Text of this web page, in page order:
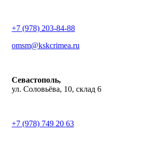
+7 (978) 203-84-88
omsm@kskcrimea.ru
Севастополь,
ул. Соловьёва, 10, склад 6
+7 (978) 749 20 63